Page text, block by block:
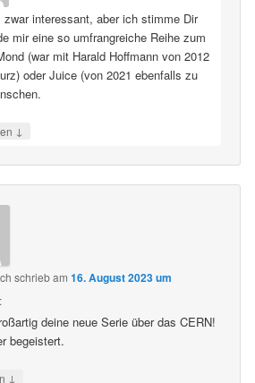
zwar interessant, aber ich stimme Dir
mir eine so umfrangreiche Reihe zum
(war mit Harald Hoffmann von 2012
oder Juice (von 2021 ebenfalls zu
↓
schriebam16. August 2023 um
:
deine neue Serie über das CERN!
begeistert.
↓